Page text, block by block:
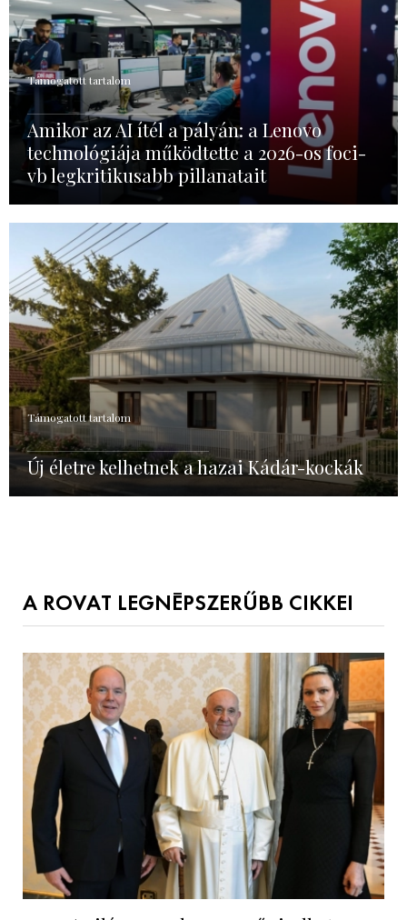
Támogatott tartalom
Amikor az AI ítél a pályán: a Lenovo
technológiája működtette a 2026-os foci-
vb legkritikusabb pillanatait
Támogatott tartalom
Új életre kelhetnek a hazai Kádár-kockák
A ROVAT LEGNÉPSZERŰBB CIKKEI